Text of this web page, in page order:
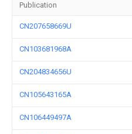
Publication
CN207658669U
CN103681968A
CN204834656U
CN105643165A
CN106449497A